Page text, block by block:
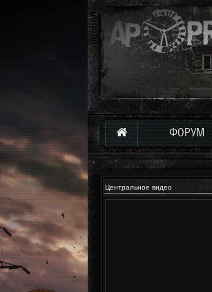
ФОРУМ
Центральное видео